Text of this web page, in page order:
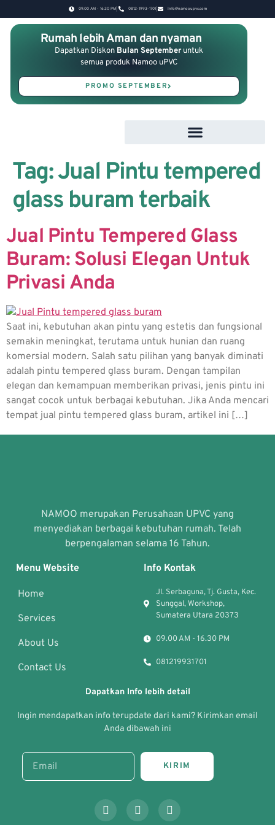
09.00 AM - 16.30 PM 0812-1993-1701 Info@namooupvc.com
Rumah lebih Aman dan nyaman
Dapatkan Diskon Bulan September untuk
semua produk Namoo uPVC
PROMO SEPTEMBER
Tag:Jual Pintu tempered
glass buram terbaik
Jual Pintu Tempered Glass
Buram: Solusi Elegan Untuk
Privasi Anda
Saat ini, kebutuhan akan pintu yang estetis dan fungsional
semakin meningkat, terutama untuk hunian dan ruang
komersial modern. Salah satu pilihan yang banyak diminati
adalah pintu tempered glass buram. Dengan tampilan
elegan dan kemampuan memberikan privasi, jenis pintu ini
sangat cocok untuk berbagai kebutuhan. Jika Anda mencari
tempat jual pintu tempered glass buram, artikel ini […]
NAMOO merupakan Perusahaan UPVC yang
menyediakan berbagai kebutuhan rumah. Telah
berpengalaman selama 16 Tahun.
Menu Website
Home
Services
About Us
Contact Us
Info Kontak
Jl. Serbaguna, Tj. Gusta, Kec.
Sunggal, Workshop,
Sumatera Utara 20373
09.00 AM - 16.30 PM
081219931701
Dapatkan Info lebih detail
Ingin mendapatkan info terupdate dari kami? Kirimkan email
Anda dibawah ini
KIRIM